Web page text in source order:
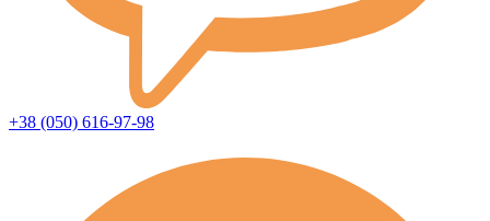
+38 (050) 616-97-98